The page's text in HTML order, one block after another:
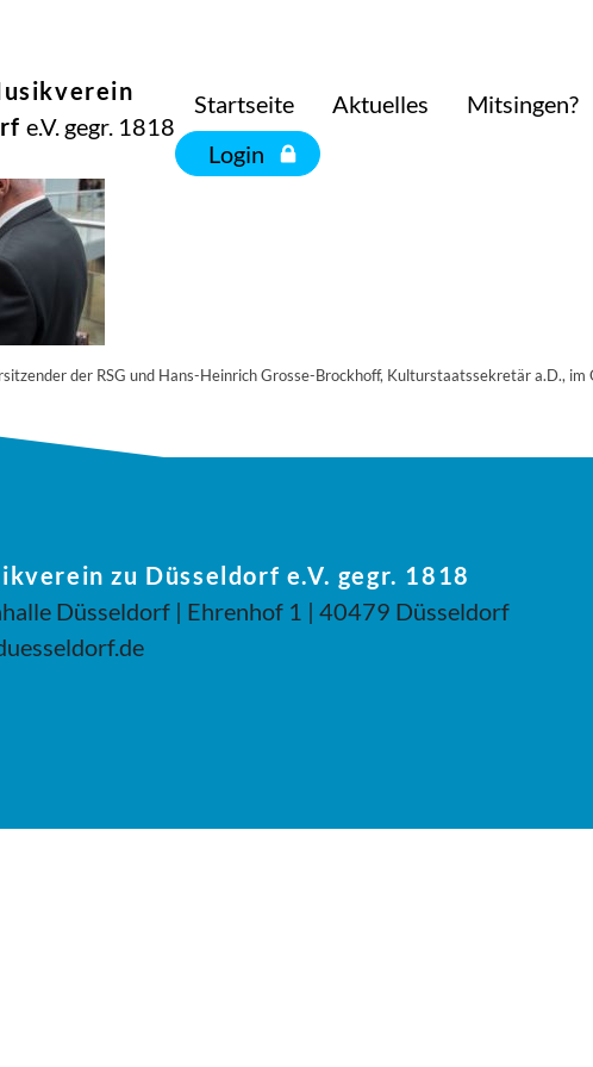
e.V. gegr. 1818
Startseite Aktuelles Mitsingen?
Login
der RSG und Hans-Heinrich Grosse-Brockhoff, Kulturstaatssekretär a.D.,
zu Düsseldorf e.V. gegr. 1818
Düsseldorf | Ehrenhof 1 | 40479 Düsseldorf